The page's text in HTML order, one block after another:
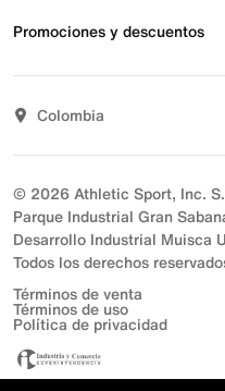
Devoluciones
Comunicate con nosotros
Noticias
Sostenibilidad
Promociones y descuentos
T&C actividades comerciales
Colombia
© 2026 Athletic Sport, Inc.
Parque Industrial Gran
Desarrollo Industrial Muisca
Todos los derechos
Términos de venta
Términos de uso
Política de privacidad